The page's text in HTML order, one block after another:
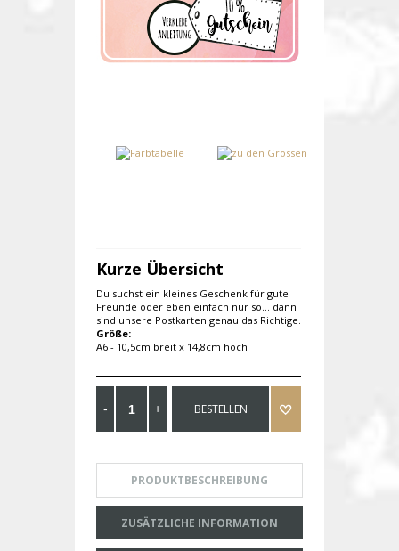
Kurze Übersicht
Du suchst ein kleines Geschenk für gute
Freunde oder eben einfach nur so... dann
sind unsere Postkarten genau das Richtige.
Größe:
A6 - 10,5cm breit x 14,8cm hoch
BESTELLEN
PRODUKTBESCHREIBUNG
ZUSÄTZLICHE INFORMATION